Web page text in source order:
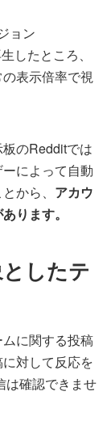
ョン
したところ、
表示倍率で視
のRedditでは
によって自動
から、 アカウ
ります。
したテ
に関する投稿
対して反応を
は確認できませ